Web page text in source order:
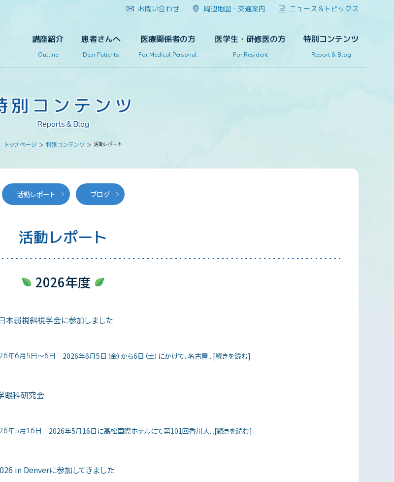
お問い合わせ 周辺地図・交通案内 ニュース＆トピックス
講座紹介
Outline
患者さんへ
Dear Patients
医療関係者の方
For Medical Personal
医学生・研修医の方
For Resident
特別コンテンツ
Report & Blog
別コンテンツ
Reports＆Blog
トップページ 特別コンテンツ 活動レポート
活動レポート ブログ
活動レポート
2026年度
本弱視斜視学会に参加しました
年6月5日～6日 2026年6月5日（金）から6日（土）にかけて、名古屋...[続きを読む]
眼科研究会
年5月16日 2026年5月16日に高松国際ホテルにて第101回香川大...[続きを読む]
in Denverに参加してきました